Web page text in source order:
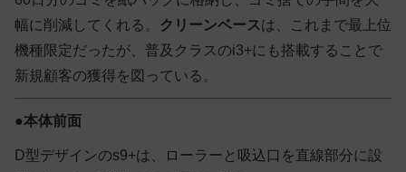
幅に削減してくれる。
クリーンベースは、これまで最上位
機種限定だったが、 普及クラスのi3+にも搭載することで
新規顧客の獲得を図っている 。
●本体前面
D型デザインのs9+は、ローラーと吸込口を直線部分に設